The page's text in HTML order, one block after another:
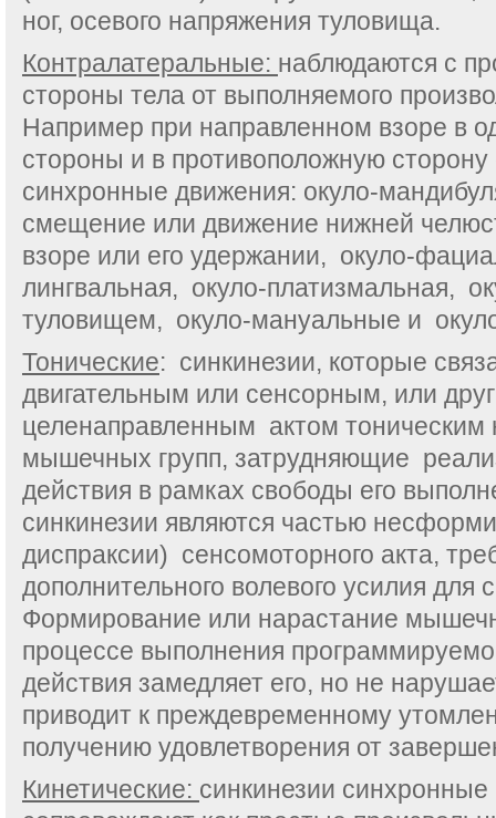
ног, осевого напряжения туловища.
Контралатеральные: наблюдаются с
стороны тела от выполняемого
Например при направленном взоре в
стороны и в противоположную
синхронные движения: окуло-
смещение или движение нижней
взоре или его удержании, окуло-
лингвальная, окуло-платизмальная,
туловищем, окуло-мануальные и
Тонические: синкинезии, которые
двигательным или сенсорным, или
целенаправленным актом тоническим
мышечных групп, затрудняющие
действия в рамках свободы его
синкинезии являются частью
диспраксии) сенсомоторного акта,
дополнительного волевого усилия для
Формирование или нарастание
процессе выполнения
действия замедляет его, но не
приводит к преждевременному
получению удовлетворения от
Кинетические: синкинезии